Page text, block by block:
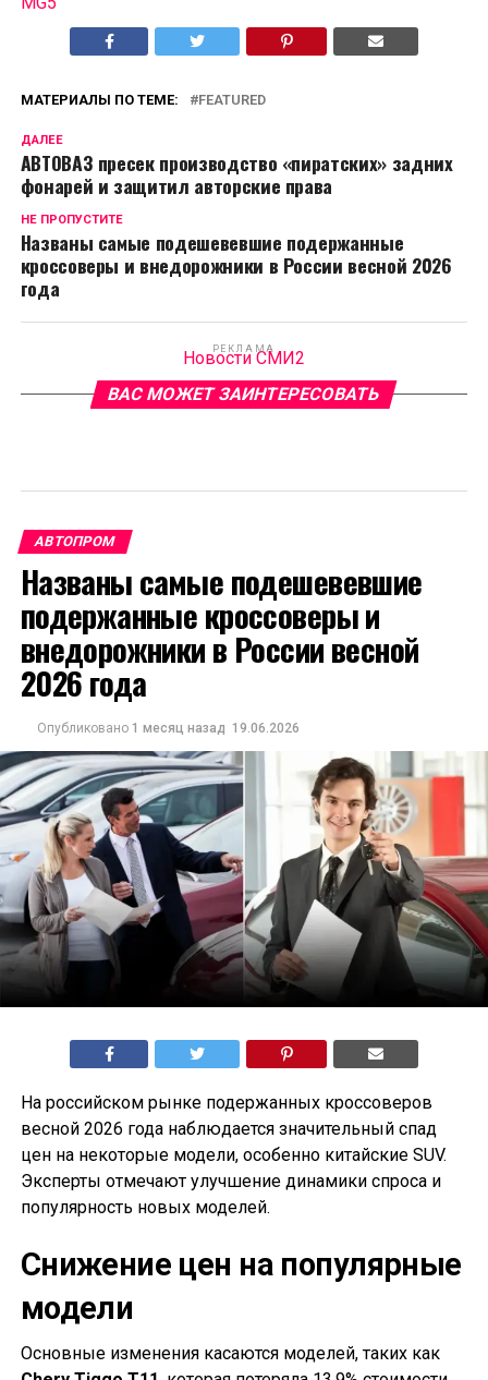
МАТЕРИАЛЫ ПО ТЕМЕ: FEATURED
ДАЛЕЕ
АВТОВАЗ пресек производство «пиратских» задних
фонарей и защитил авторские права
НЕ ПРОПУСТИТЕ
Названы самые подешевевшие подержанные
кроссоверы и внедорожники в России весной 2026
года
РЕКЛАМА
Новости СМИ2
ВАС МОЖЕТ ЗАИНТЕРЕСОВАТЬ
АВТОПРОМ
Названы самые подешевевшие
подержанные кроссоверы и
внедорожники в России весной
2026 года
Опубликовано 1 месяц назад 19.06.2026
На российском рынке подержанных кроссоверов
весной 2026 года наблюдается значительный спад
цен на некоторые модели, особенно китайские SUV.
Эксперты отмечают улучшение динамики спроса и
популярность новых моделей.
Снижение цен на популярные
модели
Основные изменения касаются моделей, таких как